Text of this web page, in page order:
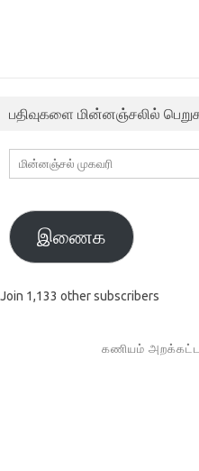
பதிவுகளை மின்னஞ்சலில்
மின்னஞ்சல்
முகவரி
இணைக
Join 1,133 other subscribers
கணியம்